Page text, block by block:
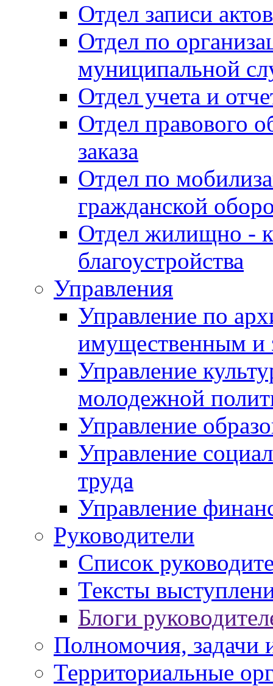
Отдел записи
Отдел по
муниципальной
Отдел учета и
Отдел правового
заказа
Отдел по
гражданской
Отдел жилищно -
благоустройства
Управления
Управление по
имущественным и
Управление
молодежной
Управление
Управление
труда
Управление
Руководители
Список
Тексты
Блоги
Полномочия, задачи
Территориальные